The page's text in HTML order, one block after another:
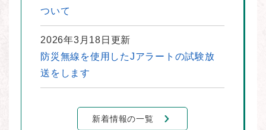
ついて
2026年3月18日更新
防災無線を使用したJアラートの試験放
送をします
新着情報の一覧